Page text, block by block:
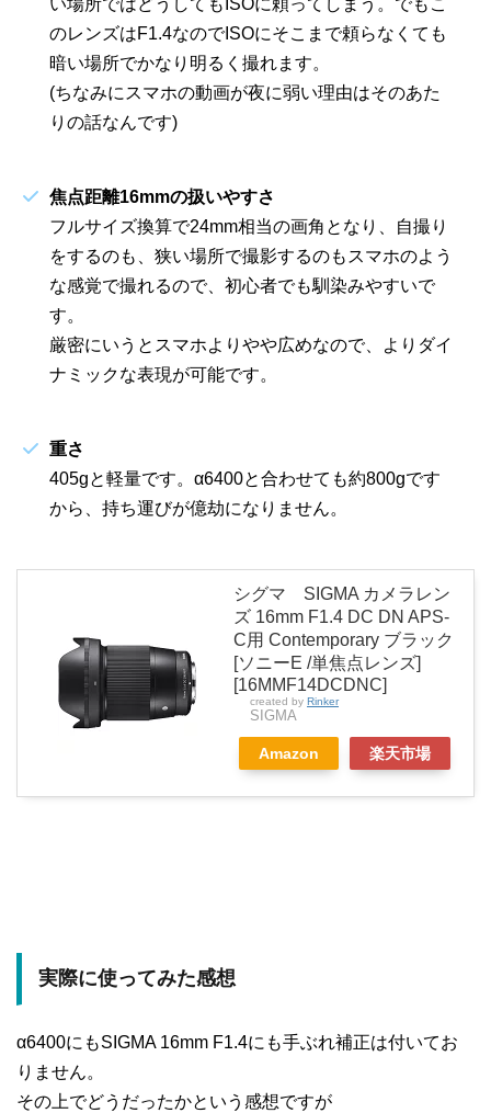
い場所ではどうしてもISOに頼ってしまう。でもこ
のレンズはF1.4なのでISOにそこまで頼らなくても
暗い場所でかなり明るく撮れます。
(ちなみにスマホの動画が夜に弱い理由はそのあた
りの話なんです)
焦点距離16mmの扱いやすさ
フルサイズ換算で24mm相当の画角となり、自撮り
をするのも、狭い場所で撮影するのもスマホのよう
な感覚で撮れるので、初心者でも馴染みやすいで
す。
厳密にいうとスマホよりやや広めなので、よりダイ
ナミックな表現が可能です。
重さ
405gと軽量です。α6400と合わせても約800gです
から、持ち運びが億劫になりません。
シグマ SIGMA カメラレン
ズ 16mm F1.4 DC DN APS-
C用 Contemporary ブラック
[ソニーE /単焦点レンズ]
[16MMF14DCDNC]
created by Rinker
SIGMA
Amazon 楽天市場
実際に使ってみた感想
α6400にもSIGMA 16mm F1.4にも手ぶれ補正は付いてお
りません。
その上でどうだったかという感想ですが